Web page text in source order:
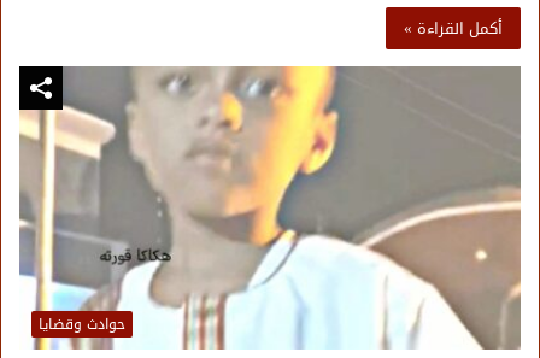
أكمل القراءة »
حوادث وقضايا